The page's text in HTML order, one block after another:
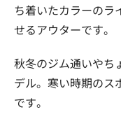
ち着いたカラーのラ
せるアウターです。
秋冬のジム通いやち
デル。寒い時期のス
です。